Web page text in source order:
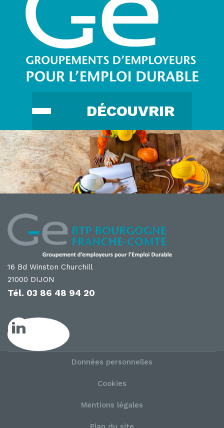
DÉCOUVRIR
16 Bd Winston Churchill
21000 DIJON
Tél. 03 86 48 94 20
LinkedIn GE
Données personnelles
Cookies
Mentions légales